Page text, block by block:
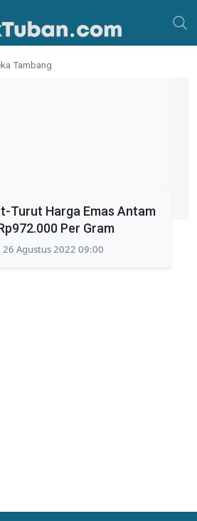
Tambang
Turut Harga Emas Antam
Per Gram
26 Agustus 2022 09:00